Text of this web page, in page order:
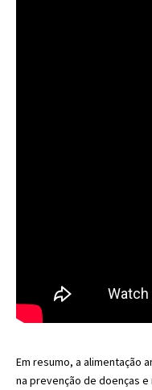
Em resumo, a alimentação
na prevenção de doenças